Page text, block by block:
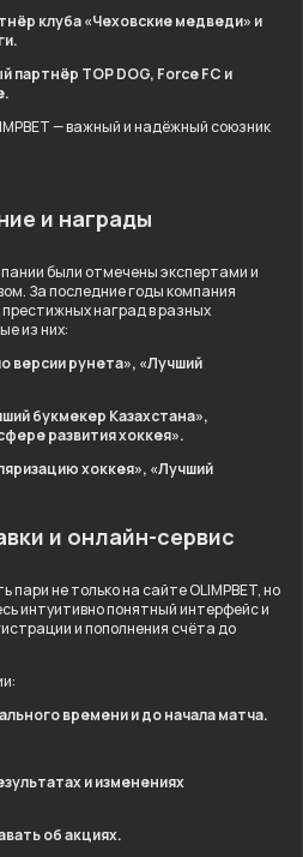
клуба «Чеховские медведи» и
партнёр TOP DOG, Force FC и
— важный и надёжный союзник
и награды
были отмечены экспертами и
За последние годы компания
престижных наград в разных
из них:
версии рунета», «Лучший
букмекер Казахстана»,
развития хоккея».
хоккея», «Лучший
и онлайн-сервис
не только на сайте OLIMPBET, но
интуитивно понятный интерфейс и
и пополнения счёта до
времени и до начала матча.
и изменениях
об акциях.